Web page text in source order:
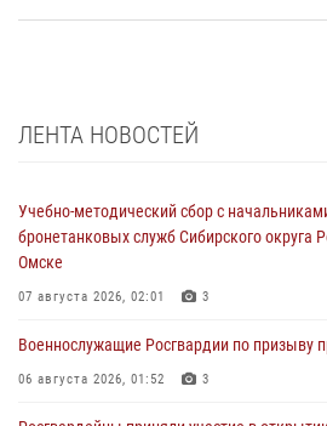
ЛЕНТА НОВОСТЕЙ
Учебно-методический сбор с
бронетанковых служб Сибирского округа
Омске
07 августа 2026, 02:01 3
Военнослужащие Росгвардии по призыву
06 августа 2026, 01:52 3